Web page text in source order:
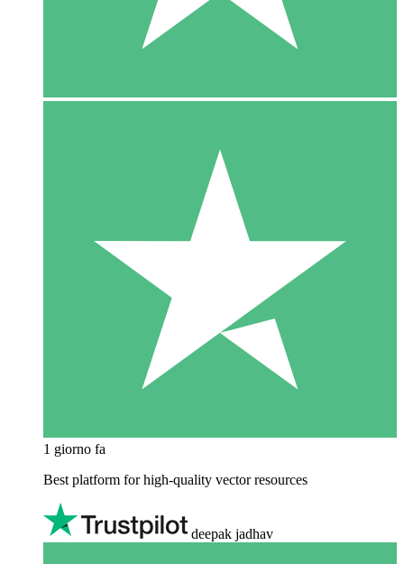
1 giorno fa
Best platform for high-quality vector resources
deepak jadhav